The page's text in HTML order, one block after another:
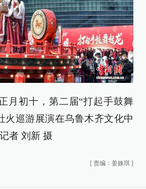
月初十，第二届“打起手鼓舞
火巡游展演在乌鲁木齐文化中
者 刘新 摄
[ 责编：姜姝琪 ]